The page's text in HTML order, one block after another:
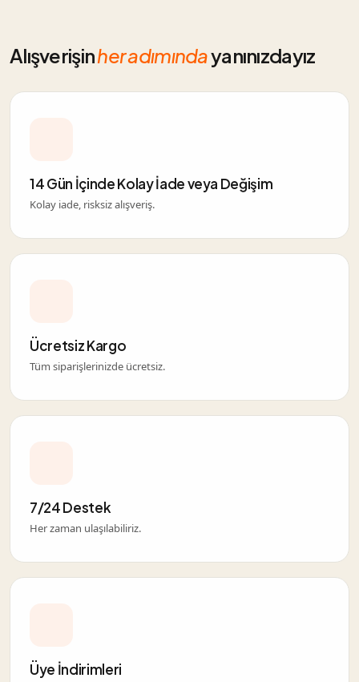
Alışverişinher adımındayanınızdayız
14 Gün İçinde Kolay İade veya Değişim
Kolay iade, risksiz alışveriş.
Ücretsiz Kargo
Tüm siparişlerinizde ücretsiz.
7/24 Destek
Her zaman ulaşılabiliriz.
Üye İndirimleri